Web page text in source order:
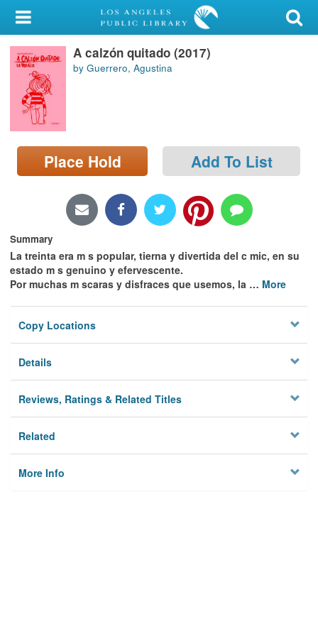
My Account
Library Card
Sign In
Search
Locations/Hours (external
page)
A calzón quitado (2017)
by Guerrero, Agustina
Place Hold Add To List
Summary
La treinta era m s popular, tierna y divertida del c mic, en su
estado m s genuino y efervescente.
Por muchas m scaras y disfraces que usemos, la … More
Copy Locations
Details
Reviews, Ratings & Related Titles
Related
More Info